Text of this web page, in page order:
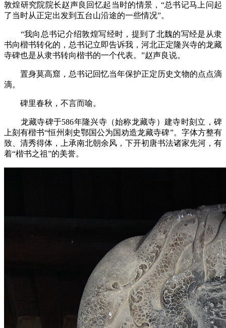
敦煌研究院院长赵声良回忆起当时的情景，“总书记马上问起
了当时从正定出发到五台山沿途的一些情况”。
“我向总书记介绍敦煌写经时，提到了北魏的写经是从隶
书向楷书转化的，总书记立即告诉我，河北正定隆兴寺的龙藏
寺碑也是从隶书转向楷书的一个代表。”赵声良说。
置身莫高窟，总书记回忆当年保护正定历史文物的点点滴
滴。
碑里春秋，不言而喻。
龙藏寺碑于586年隆兴寺（始称龙藏寺）建寺时刻立，碑
上刻有楷书“恒州刺史鄂国公为国劝造龙藏寺碑”。字体方整有
致、清秀得体，上承南北朝余风，下开初唐书法诸家先河，有
着“楷书之祖”的美誉。